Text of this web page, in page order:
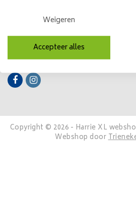
Categorieën
Contactgegevens
Volg ons
Copyright © 2026 - Harrie XL
Webshop door
Weigeren
Accepteer alles